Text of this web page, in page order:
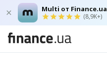
Multi от Finance.ua
(8,9K+)